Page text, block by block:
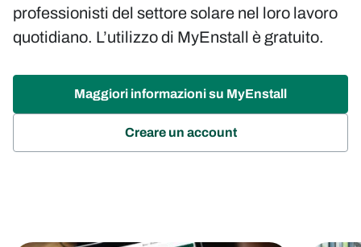
professionisti del settore solare nel loro lavoro
quotidiano. L’utilizzo di MyEnstall è gratuito.
Maggiori informazioni su MyEnstall
Creare un account(opens
in